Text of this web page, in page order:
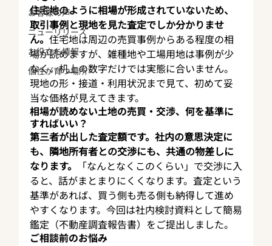
お客様の声
ニューリリース
お役立ち情報
個性が育つ場所
住宅地のように相場が形成されていないため、
取引事例と現地を見た査定でしか分かりませ
ん。 住宅地は周辺の売買事例からある程度の相
場が読めますが、雑種地や工場用地は事例が少
なく、机上の数字だけでは実態に合いません。
現地の形・接道・利用状況まで見て、初めて妥
当な価格が見えてきます。
相場が読めない土地の売買・交渉、何を基準に
すればいい？
第三者が出した査定額です。社内の意思決定に
も、隣地所有者との交渉にも、共通の物差しに
なります。
「なんとなくこのくらい」で交渉に入
ると、話がまとまりにくくなります。査定という
基準があれば、買う側も売る側も納得して進め
やすくなります。今回は社内検討資料として簡易
鑑定（不動産調査報告書）をご提出しました。
ご相談前のお悩み